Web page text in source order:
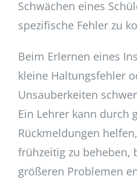
Schwächen eines
spezifische Fehler zu
Beim Erlernen eines
kleine Haltungsfehler
Unsauberkeiten
Ein Lehrer kann durch
Rückmeldungen
frühzeitig zu beheben,
größeren Problemen